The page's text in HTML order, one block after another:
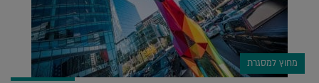
מחוץ למסגרת